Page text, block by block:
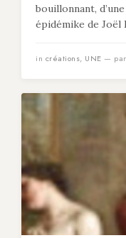
bouillonnant,
épidémike de Joël
in créations, UNE —